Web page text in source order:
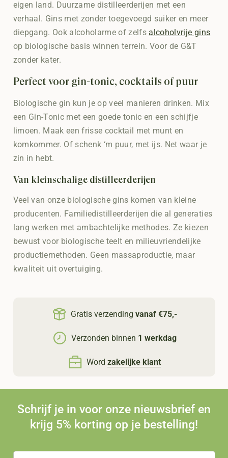
eigen land. Duurzame distilleerderijen met een
verhaal. Gins met zonder toegevoegd suiker en meer
diepgang. Ook alcoholarme of zelfsalcoholvrije gins
op biologische basis winnen terrein. Voor de G&T
zonder kater.
Perfect voor gin-tonic, cocktails of puur
Biologische gin kun je op veel manieren drinken. Mix
een Gin-Tonic met een goede tonic en een schijfje
limoen. Maak een frisse cocktail met munt en
komkommer. Of schenk ‘m puur, met ijs. Net waar je
zin in hebt.
Van kleinschalige distilleerderijen
Veel van onze biologische gins komen van kleine
producenten. Familiedistilleerderijen die al generaties
lang werken met ambachtelijke methodes. Ze kiezen
bewust voor biologische teelt en milieuvriendelijke
productiemethoden. Geen massaproductie, maar
kwaliteit uit overtuiging.
Gratis verzendingvanaf €75,-
Verzonden binnen 1 werkdag
Word zakelijke klant
Schrijf je in voor onze nieuwsbrief en
krijg 5% korting op je bestelling!